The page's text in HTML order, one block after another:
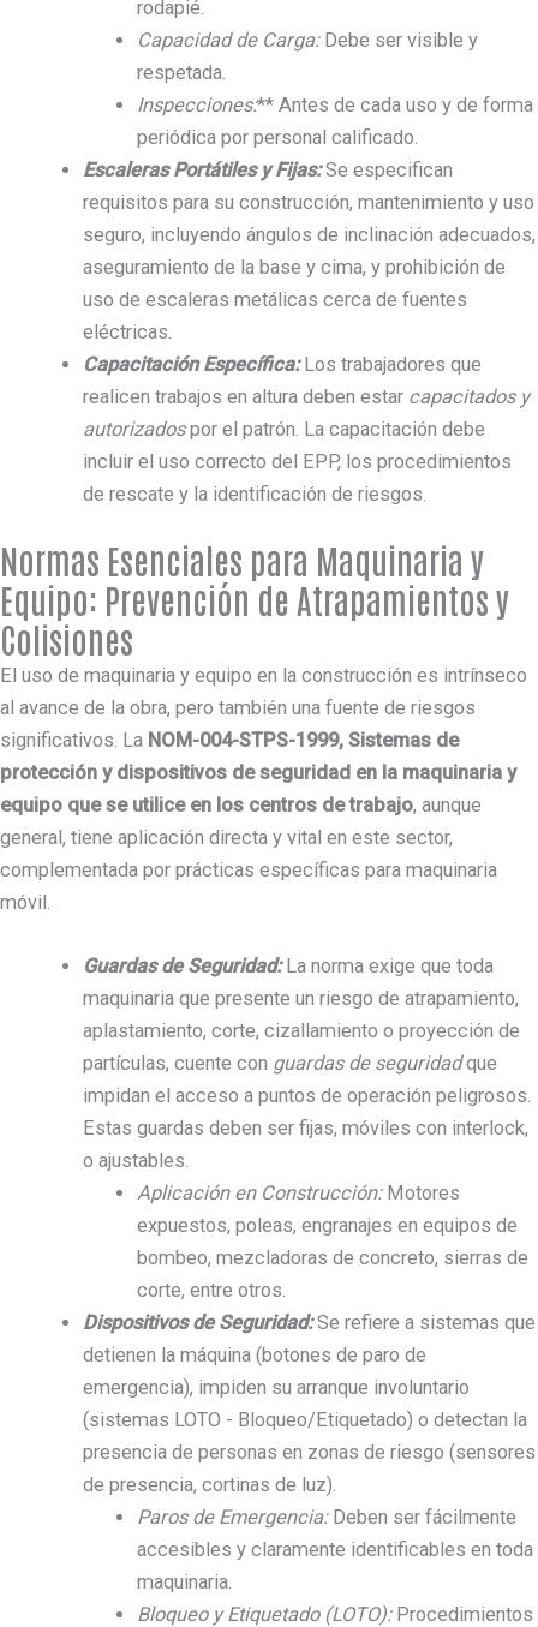
rodapié.
Capacidad de Carga:Debe ser visible y
respetada.
Inspecciones:** Antes de cada uso y de forma
periódica por personal calificado.
Escaleras Portátiles y Fijas:Se especifican
requisitos para su construcción, mantenimiento y uso
seguro, incluyendo ángulos de inclinación adecuados,
aseguramiento de la base y cima, y prohibición de
uso de escaleras metálicas cerca de fuentes
eléctricas.
Capacitación Específica:Los trabajadores que
realicen trabajos en altura deben estar capacitados y
autorizadospor el patrón. La capacitación debe
incluir el uso correcto del EPP, los procedimientos
de rescate y la identificación de riesgos.
Normas Esenciales para Maquinaria y
Equipo: Prevención de Atrapamientos y
Colisiones
El uso de maquinaria y equipo en la construcción es intrínseco
al avance de la obra, pero también una fuente de riesgos
significativos. La NOM-004-STPS-1999, Sistemas de
protección y dispositivos de seguridad en la maquinaria y
equipo que se utilice en los centros de trabajo, aunque
general, tiene aplicación directa y vital en este sector,
complementada por prácticas específicas para maquinaria
móvil.
Guardas de Seguridad:La norma exige que toda
maquinaria que presente un riesgo de atrapamiento,
aplastamiento, corte, cizallamiento o proyección de
partículas, cuente con guardas de seguridadque
impidan el acceso a puntos de operación peligrosos.
Estas guardas deben ser fijas, móviles con interlock,
o ajustables.
Aplicación en Construcción:Motores
expuestos, poleas, engranajes en equipos de
bombeo, mezcladoras de concreto, sierras de
corte, entre otros.
Dispositivos de Seguridad:Se refiere a sistemas que
detienen la máquina (botones de paro de
emergencia), impiden su arranque involuntario
(sistemas LOTO - Bloqueo/Etiquetado) o detectan la
presencia de personas en zonas de riesgo (sensores
de presencia, cortinas de luz).
Paros de Emergencia:Deben ser fácilmente
accesibles y claramente identificables en toda
maquinaria.
Bloqueo y Etiquetado (LOTO):Procedimientos